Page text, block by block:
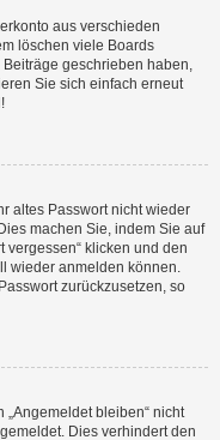
aus verschieden
löschen viele Boards
geschrieben haben,
Sie sich einfach erneut
altes Passwort nicht wieder
machen Sie, indem Sie auf
vergessen“ klicken und den
wieder anmelden können.
zurückzusetzen, so
bleiben“ nicht
Dies verhindert den